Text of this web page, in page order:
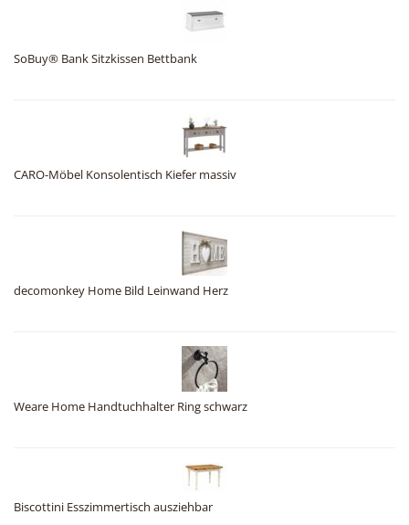
SoBuy® Bank Sitzkissen Bettbank
CARO-Möbel Konsolentisch Kiefer massiv
decomonkey Home Bild Leinwand Herz
Weare Home Handtuchhalter Ring schwarz
Biscottini Esszimmertisch ausziehbar